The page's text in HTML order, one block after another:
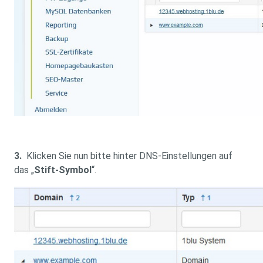
3. Klicken Sie nun bitte hinter DNS-Einstellungen auf
das „Stift-Symbol“.